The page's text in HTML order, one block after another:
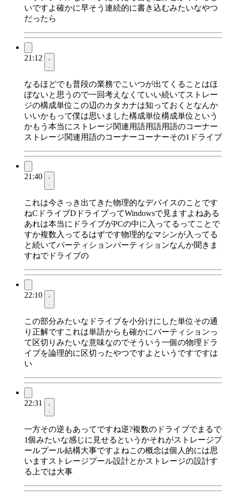
いですよ確かに早そう連続的に書き込むみたいなやつ
だったら
21:12
なるほどでも普段の業務でこいつが出てくることはほ
ぼないと思うので一回考えなくていい続いてストレー
ジの構成単位この辺のカタカナは知っておくとなんか
いいかもって僕は思いました構成単位構成単位という
かもう本当にストレージ関連用語用語用語のコーナー
ストレージ関連用語のコーナーコーナーその1ドライブ
21:40
これは今さっき出てきた物理的なデバイスのことです
ねCドライブDドライブってWindowsで見ますよねある
あれは本当にドライブがPCの中に入ってるってことで
すか複数入ってるはずです物理的なマシンが入ってる
と続いてパーティションパーティションなんか聞きま
すねでドライブの
22:10
この部分みたいなドライブを小分けにした単位その通
り正解ですこれは単語からも確かにパーティションっ
て区切りみたいな意味なのでそういう一個の物理ドラ
イブを論理的に区切ったやつですよというですですは
い
22:31
一方その逆もあってですね逆?複数のドライブでまるで
1個みたいな感じに見せるというかそれがストレージプ
ールプール結構大事ですよねこの概念は個人的には思
いますストレージプール設計とかストレージの設計す
る上では大事